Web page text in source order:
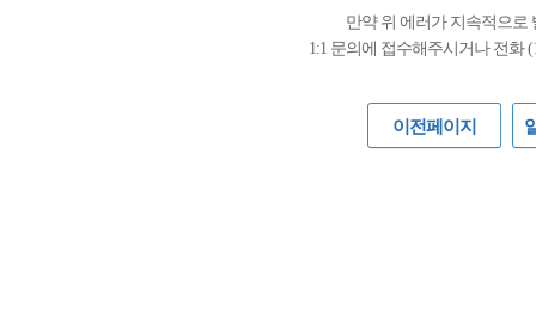
만약 위 에러가 지속적으로
1:1 문의에 접수해주시거나 전화 (
이전페이지